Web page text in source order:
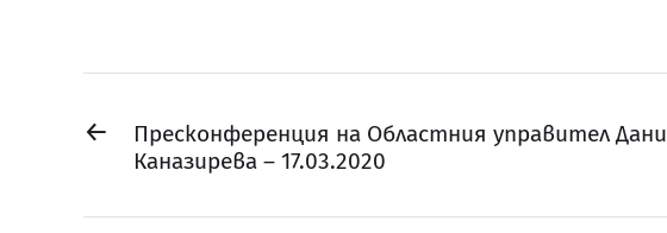
←
Пресконференция на Областния управител Дани
Каназирева – 17.03.2020